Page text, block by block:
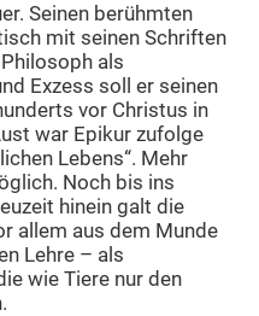
Seinen berühmten
mit seinen Schriften
als
Exzess soll er seinen
vor Christus in
war Epikur zufolge
Lebens“. Mehr
Noch bis ins
hinein galt die
allem aus dem Munde
Lehre – als
wie Tiere nur den